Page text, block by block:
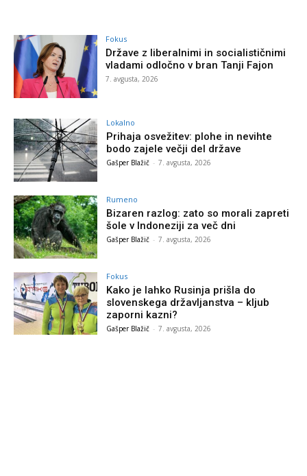
Fokus
Države z liberalnimi in socialističnimi
vladami odločno v bran Tanji Fajon
7. avgusta, 2026
Lokalno
Prihaja osvežitev: plohe in nevihte
bodo zajele večji del države
Gašper Blažič - 7. avgusta, 2026
Rumeno
Bizaren razlog: zato so morali zapreti
šole v Indoneziji za več dni
Gašper Blažič - 7. avgusta, 2026
Fokus
Kako je lahko Rusinja prišla do
slovenskega državljanstva – kljub
zaporni kazni?
Gašper Blažič - 7. avgusta, 2026